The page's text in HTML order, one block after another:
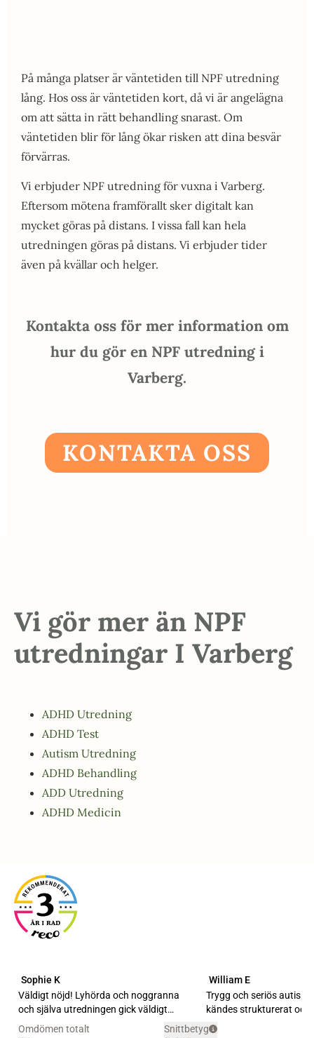
På många platser är väntetiden till NPF utredning
lång. Hos oss är väntetiden kort, då vi är angelägna
om att sätta in rätt behandling snarast. Om
väntetiden blir för lång ökar risken att dina besvär
förvärras.
Vi erbjuder NPF utredning för vuxna i Varberg.
Eftersom mötena framförallt sker digitalt kan
mycket göras på distans. I vissa fall kan hela
utredningen göras på distans. Vi erbjuder tider
även på kvällar och helger.
Kontakta oss för mer information om
hur du gör en NPF utredning i
Varberg.
KONTAKTA OSS
Vi gör mer än NPF
utredningar I Varberg
ADHD Utredning
ADHD Test
Autism Utredning
ADHD Behandling
ADD Utredning
ADHD Medicin